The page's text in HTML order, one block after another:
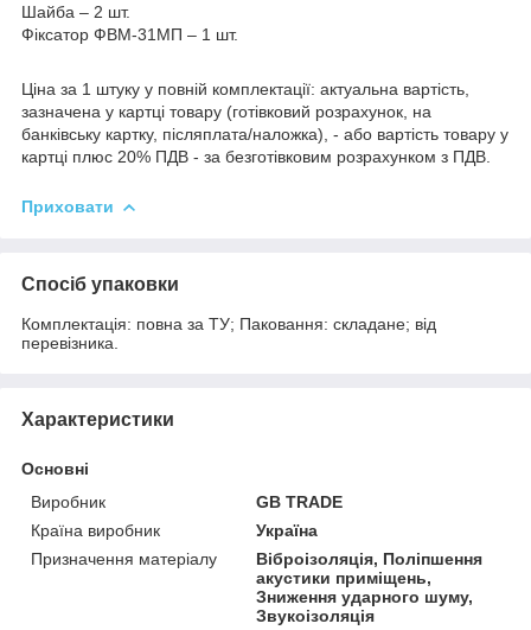
Шайба – 2 шт.
Фіксатор ФВМ-31МП – 1 шт.
Ціна за 1 штуку у повній комплектації: актуальна вартість,
зазначена у картці товару (готівковий розрахунок, на
банківську картку, післяплата/наложка), - або вартість товару у
картці плюс 20% ПДВ - за безготівковим розрахунком з ПДВ.
Приховати
Спосіб упаковки
Комплектація: повна за ТУ; Паковання: складане; від
перевізника.
Характеристики
Основні
Виробник
GB TRADE
Країна виробник
Україна
Призначення матеріалу
Віброізоляція, Поліпшення
акустики приміщень,
Зниження ударного шуму,
Звукоізоляція